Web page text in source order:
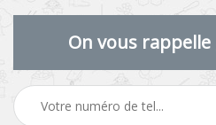
On vous